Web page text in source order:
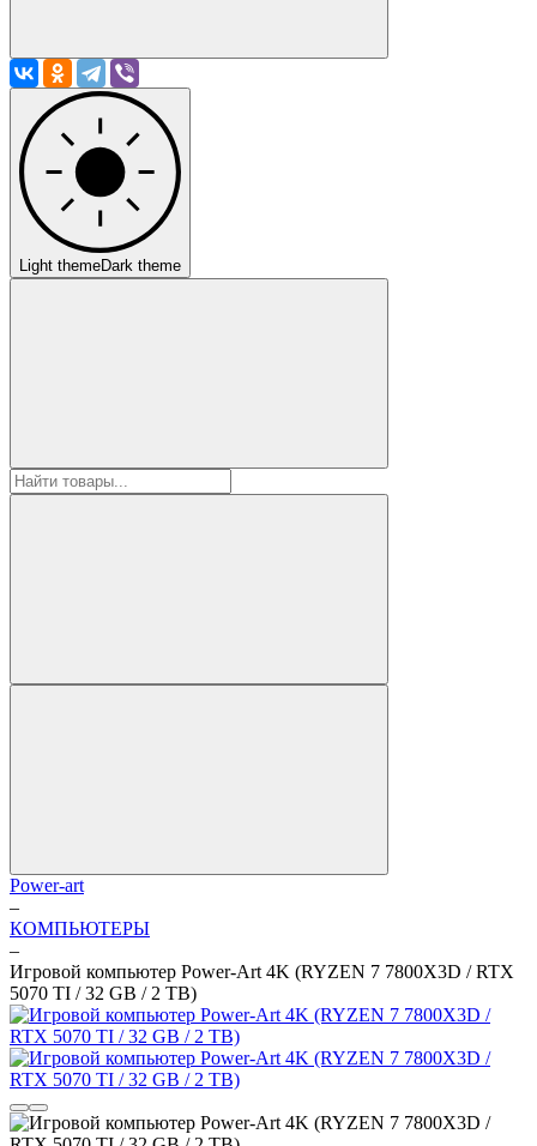
Light themeDark theme
Power-art
–
КОМПЬЮТЕРЫ
–
Игровой компьютер Power-Art 4K (RYZEN 7 7800X3D / RTX
5070 TI / 32 GB / 2 TB)